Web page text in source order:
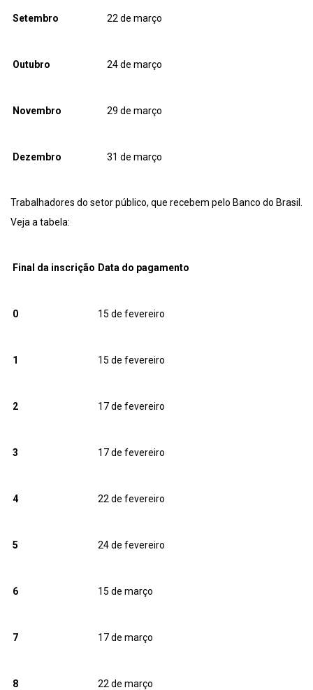
Setembro 22 de março
Outubro 24 de março
Novembro 29 de março
Dezembro 31 de março
Trabalhadores do setor público, que recebem pelo Banco do Brasil.
Veja a tabela:
Final da inscrição Data do pagamento
0 15 de fevereiro
1 15 de fevereiro
2 17 de fevereiro
3 17 de fevereiro
4 22 de fevereiro
5 24 de fevereiro
6 15 de março
7 17 de março
8 22 de março